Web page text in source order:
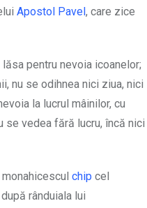
Apostol Pavel , care zice
pentru nevoia icoanelor;
nu se odihnea nici ziua, nici
la lucrul mâinilor, cu
se vedea fără lucru, încă nici
chip cel
rânduiala lui